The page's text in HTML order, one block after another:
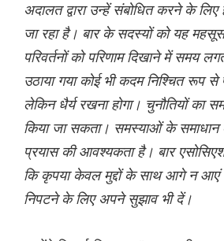
अदालत द्वारा उन्हें संबोधित करने के
जा रहा है। बार के सदस्यों को यह
परिवर्तनों को परिणाम दिखाने में समय
उठाया गया कोई भी कदम निश्चित रूप से
लेकिन धैर्य रखना होगा। चुनौतियों का
किया जा सकता। समस्याओं के समाधान
प्रयास की आवश्यकता है। बार
कि कृपया केवल मुद्दों के साथ आगे न
निपटने के लिए अपने सुझाव भी दें।